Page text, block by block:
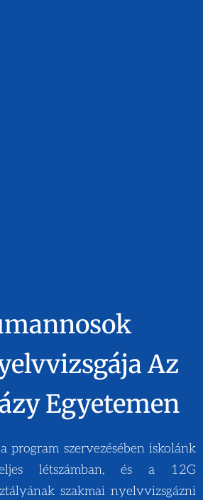
Az
Egyetemen
program szervezésében iskolánk
létszámban, és a 12G
szakmai nyelvvizsgázni